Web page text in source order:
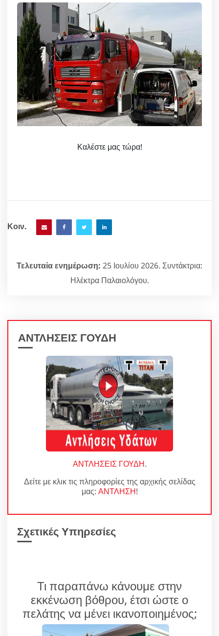
Καλέστε μας τώρα!
Κοιν.
Τελευταία ενημέρωση: 25 Ιουλίου 2026. Συντάκτρια:
Ηλέκτρα Παλαιολόγου.
ΑΝΤΛΗΣΕΙΣ ΓΟΥΔΗ
ΑΝΤΛΗΣΕΙΣ ΓΟΥΔΗ.
Δείτε με κλικ τις πληροφορίες της αρχικής σελίδας
μας: ΑΝΤΛΗΣΗ!
Σχετικές Υπηρεσίες
Τι παραπάνω κάνουμε στην
εκκένωση βόθρου, έτσι ώστε ο
πελάτης να μένει ικανοποιημένος;